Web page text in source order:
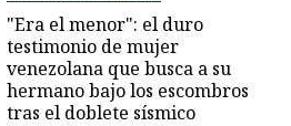
"Era el menor": el duro
testimonio de mujer
venezolana que busca a su
hermano bajo los escombros
tras el doblete sísmico